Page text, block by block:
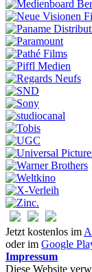
Jetzt kostenlos im
oder im Google
Impressum
Diese Website